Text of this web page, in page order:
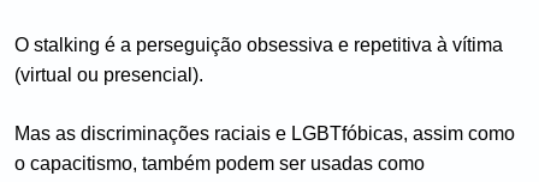
O stalking é a perseguição obsessiva e repetitiva à vítima
(virtual ou presencial).
Mas as discriminações raciais e LGBTfóbicas, assim como
o capacitismo, também podem ser usadas como